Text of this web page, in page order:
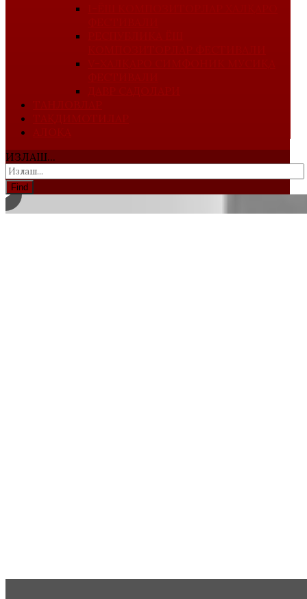
ИЗЛАШ...
Find